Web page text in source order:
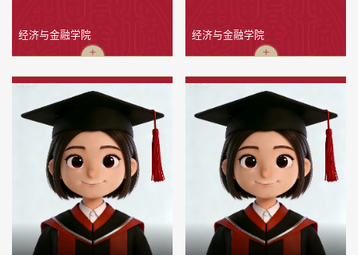
经济与金融学院 经济与金融学院